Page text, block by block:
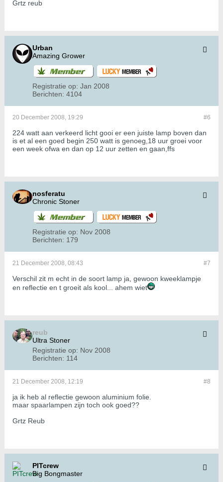
Grtz reub
Urban
Amazing Grower
Registratie op: Jan 2008
Berichten: 4104
#6
20 December 2008, 19:29
224 watt aan verkeerd licht gooi er een juiste lamp boven dan
is et al een goed begin 250 watt is genoeg,18 uur groei voor
een week ofwa en dan op 12 uur zetten en gaan,ffs
nosferatu
Chronic Stoner
Registratie op: Nov 2008
Berichten: 179
#7
21 December 2008, 08:43
Verschil zit m echt in de soort lamp ja, gewoon kweeklampje
en reflectie en t groeit als kool... ahem wiet
reub
Ultra Stoner
Registratie op: Nov 2008
Berichten: 114
#8
21 December 2008, 12:19
ja ik heb al reflectie gewoon aluminium folie.
maar spaarlampen zijn toch ook goed??
Grtz Reub
PITcrew
Big Bongmaster